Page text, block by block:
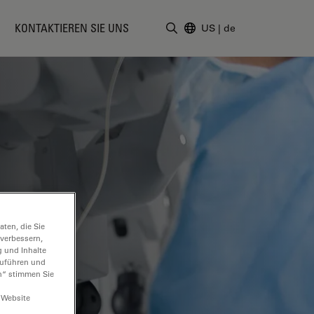
KONTAKTIEREN SIE UNS US | de
die Sie
und Inhalte
und
stimmen Sie